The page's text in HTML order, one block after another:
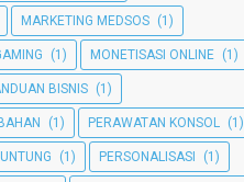
MARKETING MEDSOS (1)
(1) MONETISASI ONLINE (1)
BISNIS (1)
(1) PERAWATAN KONSOL (1)
(1) PERSONALISASI (1)